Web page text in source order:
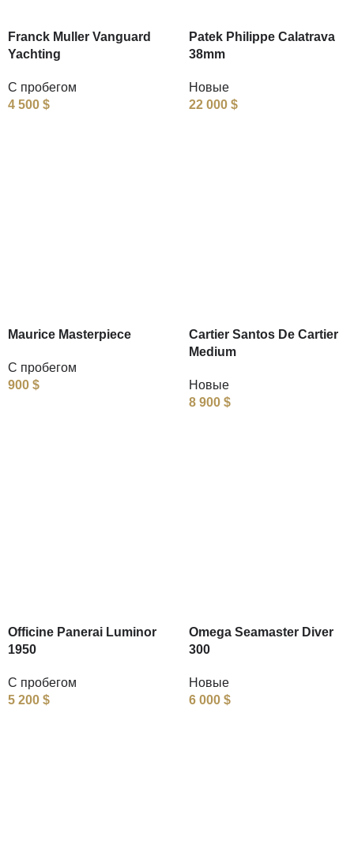
Franck Muller Vanguard
Yachting
С пробегом
4 500 $
Patek Philippe Calatrava
38mm
Новые
22 000 $
Maurice Masterpiece
С пробегом
900 $
Cartier Santos De Cartier
Medium
Новые
8 900 $
Officine Panerai Luminor
1950
С пробегом
5 200 $
Omega Seamaster Diver
300
Новые
6 000 $